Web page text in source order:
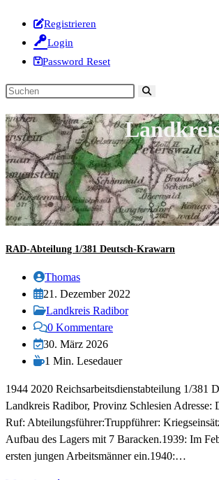
Registrieren
Login
Password Reset
Diese
durchsuchen
RAD-Abteilung 1/381 Deutsch-Krawarn
Beitrags-
Autor:
Thomas
Beitrag
veröffentlicht:
21. Dezember 2022
Beitrags-
Kategorie:
Landkreis Radibor
Beitrags-
Kommentare:
0 Kommentare
Beitrag
zuletzt
am:
30. März 2026
Lesedauer:
1 Min. Lesedauer
1944 2020 Reichsarbeitsdienstabteilung 1/381
Landkreis Radibor, Provinz Schlesien Adresse:
Ruf: Abteilungsführer:Truppführer:
Aufbau des Lagers mit 7 Baracken.1939: Im
ersten jungen Arbeitsmänner ein.1940:…